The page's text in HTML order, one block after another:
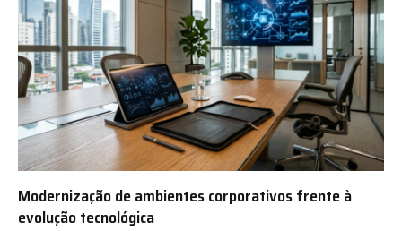
Modernização de ambientes corporativos frente à
evolução tecnológica